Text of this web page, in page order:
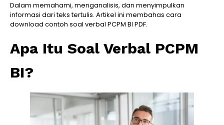
Dalam memahami, menganalisis, dan menyimpulkan
informasi dari teks tertulis. Artikel ini membahas cara
download contoh soal verbal PCPM BI PDF.
Apa Itu Soal Verbal PCPM
BI?